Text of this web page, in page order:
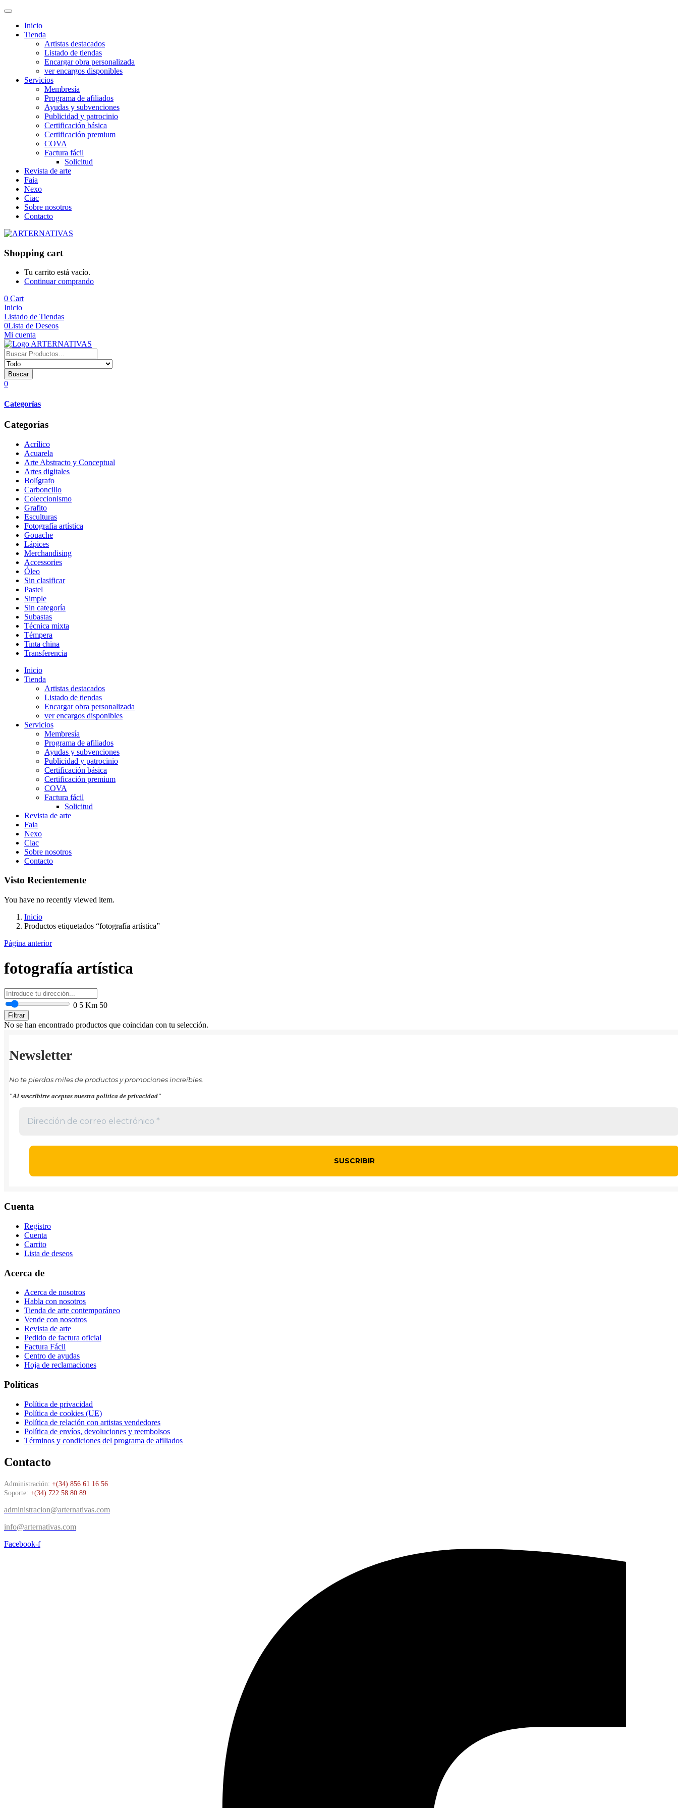
Inicio
Tienda
Artistas destacados
Listado de tiendas
Encargar obra personalizada
ver encargos disponibles
Servicios
Membresía
Programa de afiliados
Ayudas y subvenciones
Publicidad y patrocinio
Certificación básica
Certificación premium
COVA
Factura fácil
Solicitud
Revista de arte
Faia
Nexo
Ciac
Sobre nosotros
Contacto
Shopping cart
Tu carrito está vacío.
Continuar comprando
0 Cart
Inicio
Listado de Tiendas
0Lista de Deseos
Mi cuenta
Buscar
0
Categorías
Categorías
Acrílico
Acuarela
Arte Abstracto y Conceptual
Artes digitales
Bolígrafo
Carboncillo
Coleccionismo
Grafito
Esculturas
Fotografía artística
Gouache
Lápices
Merchandising
Accessories
Óleo
Sin clasificar
Pastel
Simple
Sin categoría
Subastas
Técnica mixta
Témpera
Tinta china
Transferencia
Inicio
Tienda
Artistas destacados
Listado de tiendas
Encargar obra personalizada
ver encargos disponibles
Servicios
Membresía
Programa de afiliados
Ayudas y subvenciones
Publicidad y patrocinio
Certificación básica
Certificación premium
COVA
Factura fácil
Solicitud
Revista de arte
Faia
Nexo
Ciac
Sobre nosotros
Contacto
Visto Recientemente
You have no recently viewed item.
Inicio
Productos etiquetados “fotografía artística”
Página anterior
fotografía artística
0 5 Km 50
Filtrar
No se han encontrado productos que coincidan con tu selección.
Newsletter
No te pierdas miles de productos y promociones increíbles.
"Al suscribirte aceptas nuestra política de privacidad"
Cuenta
Registro
Cuenta
Carrito
Lista de deseos
Acerca de
Acerca de nosotros
Habla con nosotros
Tienda de arte contemporáneo
Vende con nosotros
Revista de arte
Pedido de factura oficial
Factura Fácil
Centro de ayudas
Hoja de reclamaciones
Políticas
Política de privacidad
Política de cookies (UE)
Política de relación con artistas vendedores
Política de envíos, devoluciones y reembolsos
Términos y condiciones del programa de afiliados
Contacto
Administración: +(34) 856 61 16 56
Soporte: +(34) 722 58 80 89
administracion@arternativas.com
info@arternativas.com
Facebook-f